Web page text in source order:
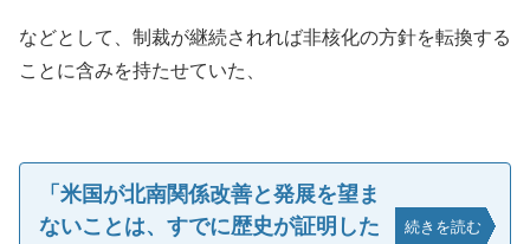
などとして、制裁が継続されれば非核化の方針を転換する
ことに含みを持たせていた、
「米国が北南関係改善と発展を望ま
ないことは、すでに歴史が証明した
続きを読む